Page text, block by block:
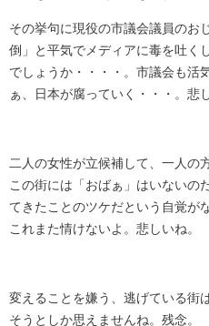
その挙句に現役の市議会議員のお
倒」と平気でメディアに毒を吐く
でしょうか・・・・。市議会も活
ぁ、日本が腐っていく・・・。悲
二人の女性が立候補して、一人の
この街には「おばぁ」はいないの
てきたことのツケだという自覚が
これまた情けないよ。悲しいね。
変えることを嫌う、逃げている街
そうとしか思えませんね。残念。